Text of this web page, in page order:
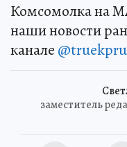
Комсомолка на
наши новости
канале @truekpru
заместитель